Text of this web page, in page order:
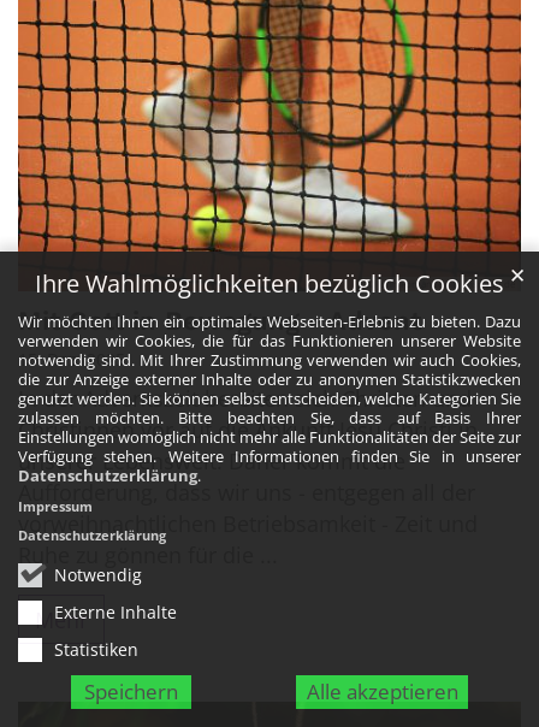
Ihre Wahlmöglichkeiten bezüglich Cookies
Wir möchten Ihnen ein optimales Webseiten-Erlebnis zu bieten. Dazu
verwenden wir Cookies, die für das Funktionieren unserer Website
notwendig sind. Mit Ihrer Zustimmung verwenden wir auch Cookies,
die zur Anzeige externer Inhalte oder zu anonymen Statistikzwecken
genutzt werden. Sie können selbst entscheiden, welche Kategorien Sie
zulassen möchten. Bitte beachten Sie, dass auf Basis Ihrer
Einstellungen womöglich nicht mehr alle Funktionalitäten der Seite zur
Verfügung stehen. Weitere Informationen finden Sie in unserer
Datenschutzerklärung.
Notwendig
Externe Inhalte
Statistiken
Speichern Alle akzeptieren
✕
Impressum
Datenschutzerklärung
© John Fornander in unsplash.de
Mit Gott in Bewegung - Advent
15. Dez. 2025
In der Adventszeit bereiten sich Christen und
Christinnen vor auf die Ankunft Jesu Christi in
unserer Lebenswelt. Daher kommt die
Aufforderung, dass wir uns - entgegen all der
vorweihnachtlichen Betriebsamkeit - Zeit und
Mehr